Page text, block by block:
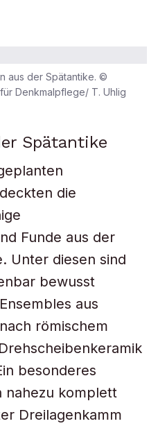
aus der Spätantike. ©
Denkmalpflege/ T. Uhlig
Spätantike
die
Funde aus der
Unter diesen sind
bewusst
aus
römischem
besonderes
nahezu komplett
Dreilagenkamm